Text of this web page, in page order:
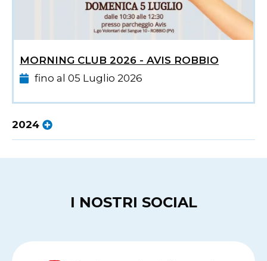
MORNING CLUB 2026 - AVIS ROBBIO
fino al 05 Luglio 2026
2024
I NOSTRI SOCIAL